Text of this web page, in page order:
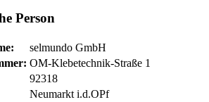
Person
selmundo GmbH
OM-Klebetechnik-Straße 1
92318
Neumarkt i.d.OPf